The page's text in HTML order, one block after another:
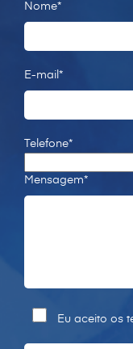
Nome*
E-mail*
Telefone*
Mensagem*
Eu aceito os